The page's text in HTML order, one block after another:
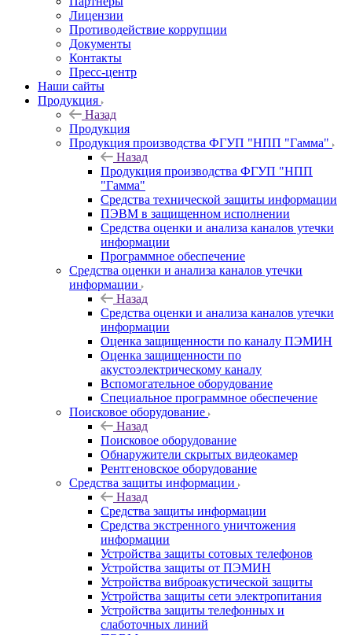
Лицензии
Противодействие коррупции
Документы
Контакты
Пресс-центр
Наши сайты
Продукция
Назад
Продукция
Продукция производства ФГУП "НПП "Гамма"
Назад
Продукция производства ФГУП "НПП
"Гамма"
Средства технической защиты информации
ПЭВМ в защищенном исполнении
Средства оценки и анализа каналов утечки
информации
Программное обеспечение
Средства оценки и анализа каналов утечки
информации
Назад
Средства оценки и анализа каналов утечки
информации
Оценка защищенности по каналу ПЭМИН
Оценка защищенности по
акустоэлектрическому каналу
Вспомогательное оборудование
Специальное программное обеспечение
Поисковое оборудование
Назад
Поисковое оборудование
Обнаружители скрытых видеокамер
Рентгеновское оборудование
Средства защиты информации
Назад
Средства защиты информации
Средства экстренного уничтожения
информации
Устройства защиты сотовых телефонов
Устройства защиты от ПЭМИН
Устройства виброакустической защиты
Устройства защиты сети электропитания
Устройства защиты телефонных и
слаботочных линий